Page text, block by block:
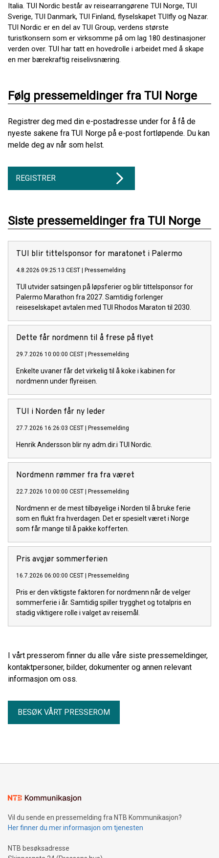
Italia. TUI Nordic består av reisearrangørene TUI Norge, TUI
Sverige, TUI Danmark, TUI Finland, flyselskapet TUIfly og Nazar.
TUI Nordic er en del av TUI Group, verdens største
turistkonsern som er virksomme på om lag 180 destinasjoner
verden over. TUI har tatt en hovedrolle i arbeidet med å skape
en mer bærekraftig reiselivsnæring.
Følg pressemeldinger fra TUI Norge
Registrer deg med din e-postadresse under for å få de
nyeste sakene fra TUI Norge på e-post fortløpende. Du kan
melde deg av når som helst.
REGISTRER
Siste pressemeldinger fra TUI Norge
TUI blir tittelsponsor for maratonet i Palermo
4.8.2026 09:25:13 CEST | Pressemelding
TUI utvider satsingen på løpsferier og blir tittelsponsor for
Palermo Marathon fra 2027. Samtidig forlenger
reiseselskapet avtalen med TUI Rhodos Maraton til 2030.
Dette får nordmenn til å frese på flyet
29.7.2026 10:00:00 CEST | Pressemelding
Enkelte uvaner får det virkelig til å koke i kabinen for
nordmenn under flyreisen.
TUI i Norden får ny leder
27.7.2026 16:26:03 CEST | Pressemelding
Henrik Andersson blir ny adm.dir.i TUI Nordic.
Nordmenn rømmer fra fra været
22.7.2026 10:00:00 CEST | Pressemelding
Nordmenn er de mest tilbøyelige i Norden til å bruke ferie
som en flukt fra hverdagen. Det er spesielt været i Norge
som får mange til å pakke kofferten.
Pris avgjør sommerferien
16.7.2026 06:00:00 CEST | Pressemelding
Pris er den viktigste faktoren for nordmenn når de velger
sommerferie i år. Samtidig spiller trygghet og totalpris en
stadig viktigere rolle i valget av reisemål.
I vårt presserom finner du alle våre siste pressemeldinger,
kontaktpersoner, bilder, dokumenter og annen relevant
informasjon om oss.
BESØK VÅRT PRESSEROM
Vil du sende en pressemelding fra NTB Kommunikasjon?
Her finner du mer informasjon om tjenesten
NTB besøksadresse